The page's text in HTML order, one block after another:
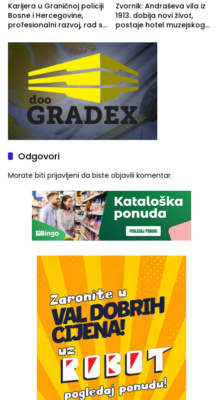
Karijera u Graničnoj policiji
Bosne i Hercegovine,
profesionalni razvoj, rad sa
služba građanima
Zvornik: Andraševa vila iz
1913. dobija novi život,
postaje hotel muzejskog
Odgovori
Morate biti prijavljeni da biste objavili komentar.